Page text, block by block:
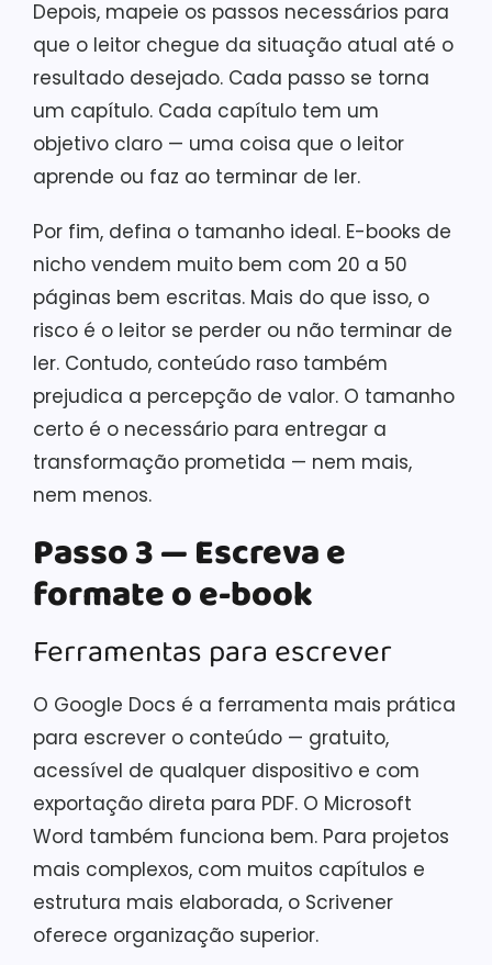
Depois, mapeie os passos necessários para
que o leitor chegue da situação atual até o
resultado desejado. Cada passo se torna
um capítulo. Cada capítulo tem um
objetivo claro — uma coisa que o leitor
aprende ou faz ao terminar de ler.
Por fim, defina o tamanho ideal. E-books de
nicho vendem muito bem com 20 a 50
páginas bem escritas. Mais do que isso, o
risco é o leitor se perder ou não terminar de
ler. Contudo, conteúdo raso também
prejudica a percepção de valor. O tamanho
certo é o necessário para entregar a
transformação prometida — nem mais,
nem menos.
Passo 3 — Escreva e
formate o e-book
Ferramentas para escrever
O Google Docs é a ferramenta mais prática
para escrever o conteúdo — gratuito,
acessível de qualquer dispositivo e com
exportação direta para PDF. O Microsoft
Word também funciona bem. Para projetos
mais complexos, com muitos capítulos e
estrutura mais elaborada, o Scrivener
oferece organização superior.